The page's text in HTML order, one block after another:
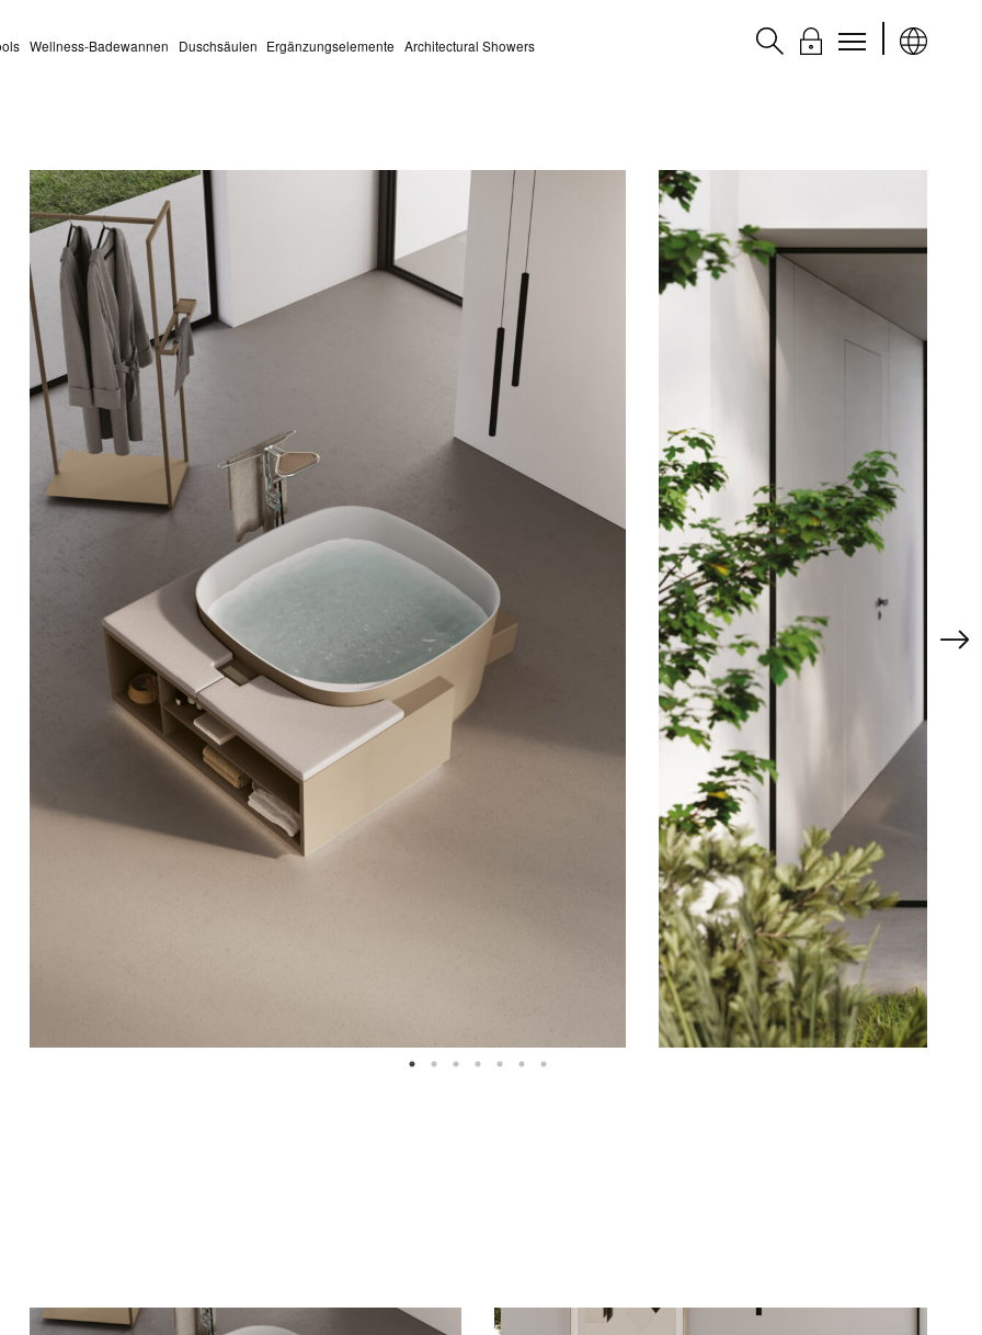
Wellness-Badewannen Duschsäulen Ergänzungselemente Architectural Showers